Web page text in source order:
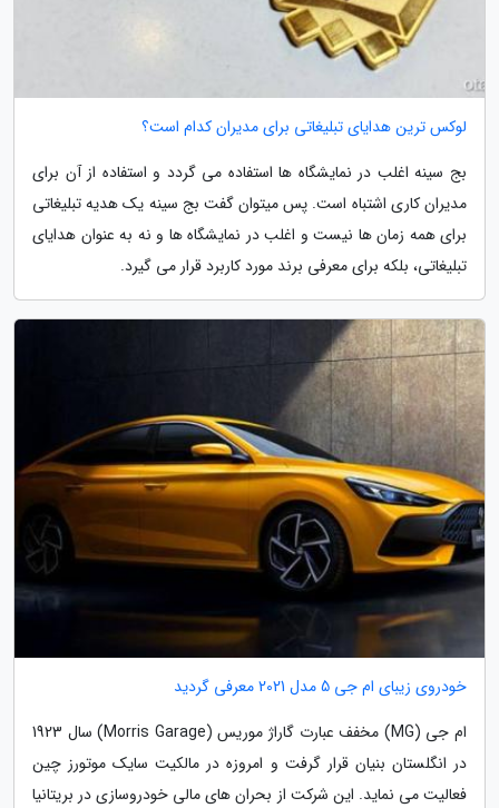
لوکس ترین هدایای تبلیغاتی برای مدیران کدام است؟
بج سینه اغلب در نمایشگاه ها استفاده می گردد و استفاده از آن برای
مدیران کاری اشتباه است. پس میتوان گفت بج سینه یک هدیه تبلیغاتی
برای همه زمان ها نیست و اغلب در نمایشگاه ها و نه به عنوان هدایای
تبلیغاتی، بلکه برای معرفی برند مورد کاربرد قرار می گیرد.
خودروی زیبای ام جی 5 مدل 2021 معرفی گردید
ام جی (MG) مخفف عبارت گاراژ موریس (Morris Garage) سال 1923
در انگلستان بنیان قرار گرفت و امروزه در مالکیت سایک موتورز چین
فعالیت می نماید. این شرکت از بحران های مالی خودروسازی در بریتانیا